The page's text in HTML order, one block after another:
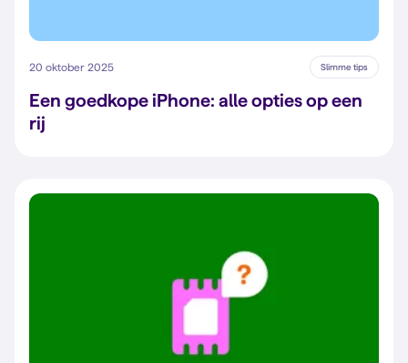
20 oktober 2025 Slimme tips
Een goedkope iPhone: alle opties op een
rij